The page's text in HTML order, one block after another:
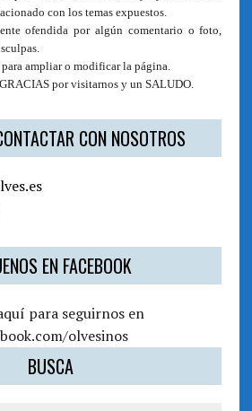
con los temas expuestos.
ofendida por algún comentario o foto,
ampliar o modificar la página.
por visitarnos y un SALUDO.
CON NOSOTROS
EN FACEBOOK
para seguirnos en
olvesinos
BUSCA